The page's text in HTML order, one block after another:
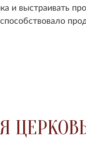
и выстраивать